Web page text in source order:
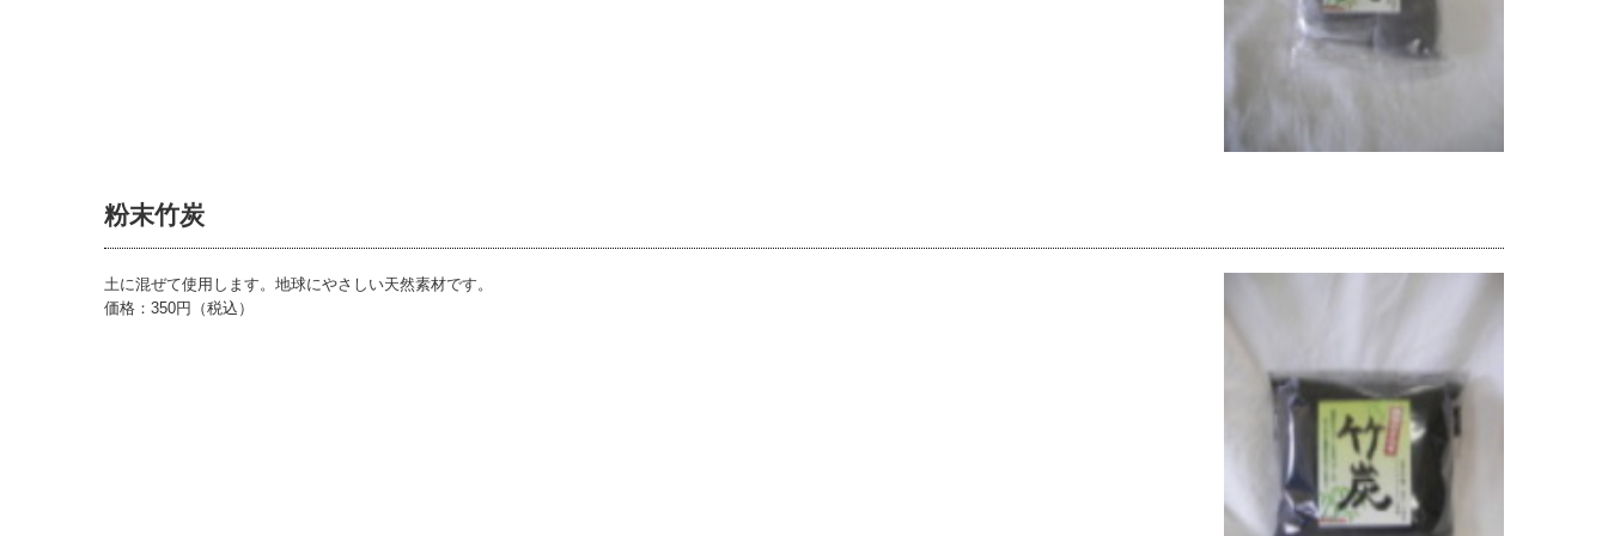
粉末竹炭
土に混ぜて使用します。地球にやさしい天然素材です。
価格：350円（税込）